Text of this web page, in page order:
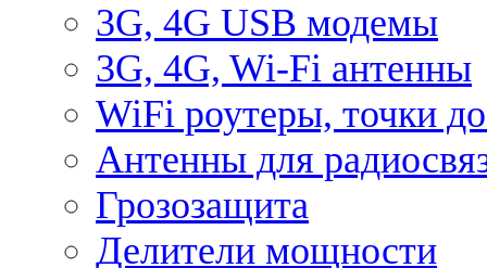
3G, 4G USB модемы
3G, 4G, Wi-Fi антенны
WiFi роутеры, точки
Антенны для
Грозозащита
Делители мощности